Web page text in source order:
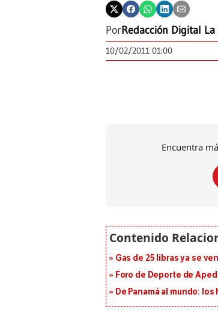
PorRedacción Digital
10/02/2011 01:00
Encuentra
Gas de 25 libras ya se
Foro de Deporte de
De Panamá al mundo: